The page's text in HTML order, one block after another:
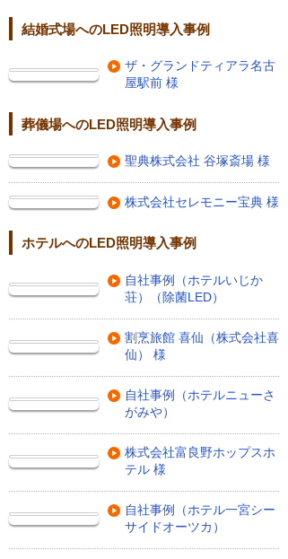
結婚式場へのLED照明導入事例
ザ・グランドティアラ名古
屋駅前 様
葬儀場へのLED照明導入事例
聖典株式会社 谷塚斎場 様
株式会社セレモニー宝典 様
ホテルへのLED照明導入事例
自社事例（ホテルいじか
荘）（除菌LED）
割烹旅館 喜仙（株式会社喜
仙） 様
自社事例（ホテルニューさ
がみや）
株式会社富良野ホップスホ
テル 様
自社事例（ホテル一宮シー
サイドオーツカ）